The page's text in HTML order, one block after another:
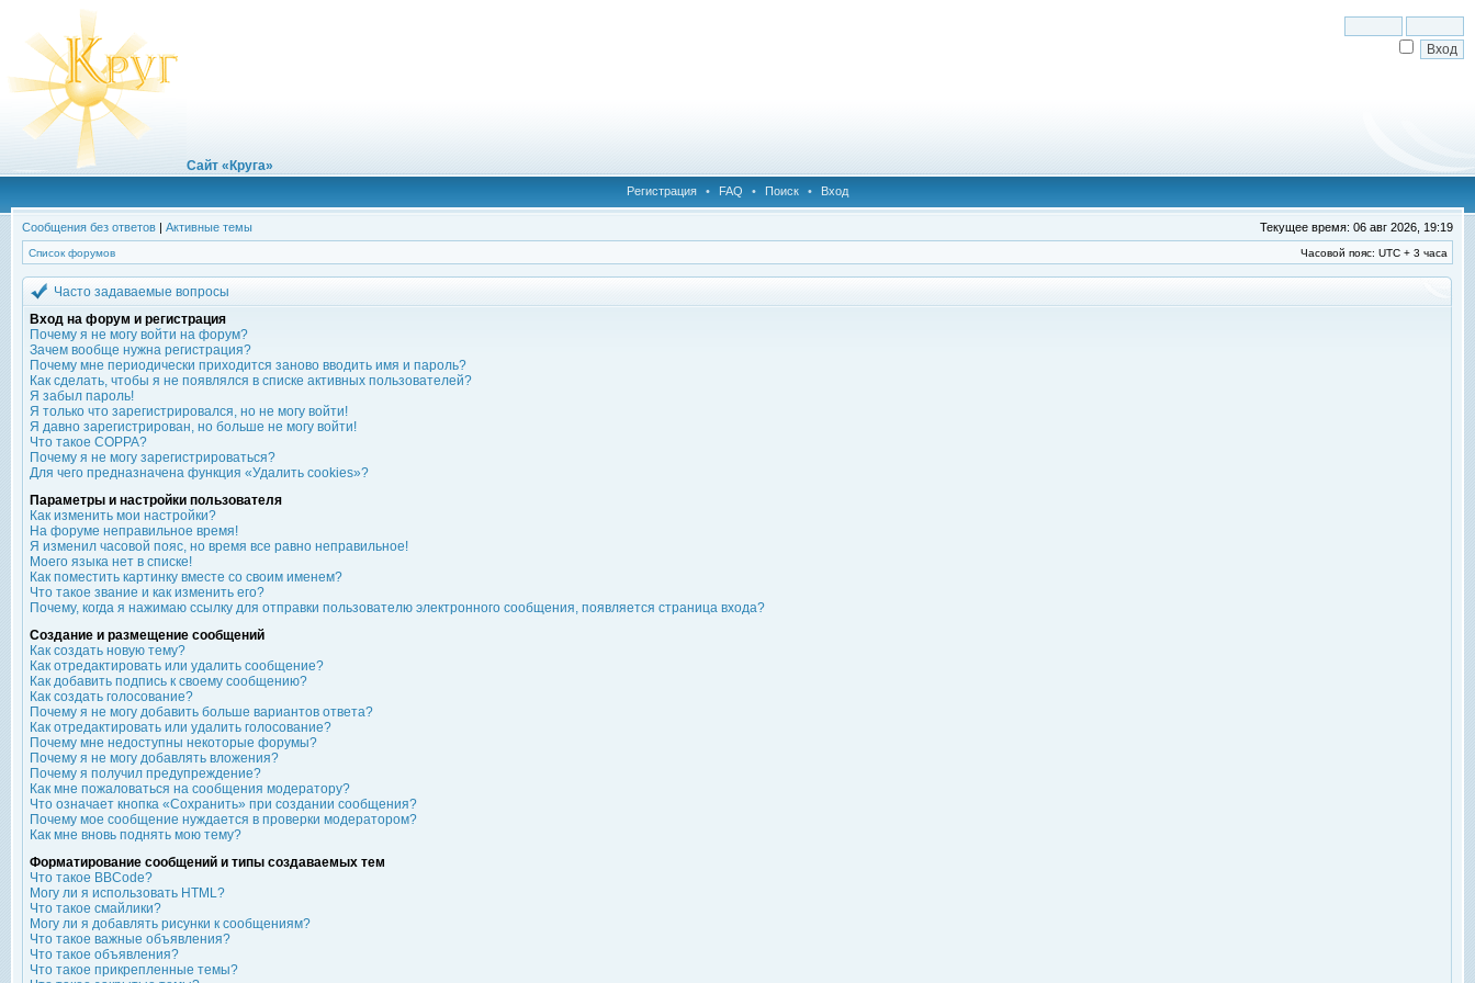
Сайт «Круга»
Регистрация • FAQ • Поиск • Вход
Сообщения без ответов | Активные темы Текущее время: 06 авг 2026, 19:19
Список форумов Часовой пояс: UTC + 3 часа
Часто задаваемые вопросы
Вход на форум и регистрация
Почему я не могу войти на форум?
Зачем вообще нужна регистрация?
Почему мне периодически приходится заново вводить имя и пароль?
Как сделать, чтобы я не появлялся в списке активных пользователей?
Я забыл пароль!
Я только что зарегистрировался, но не могу войти!
Я давно зарегистрирован, но больше не могу войти!
Что такое COPPA?
Почему я не могу зарегистрироваться?
Для чего предназначена функция «Удалить cookies»?
Параметры и настройки пользователя
Как изменить мои настройки?
На форуме неправильное время!
Я изменил часовой пояс, но время все равно неправильное!
Моего языка нет в списке!
Как поместить картинку вместе со своим именем?
Что такое звание и как изменить его?
Почему, когда я нажимаю ссылку для отправки пользователю электронного сообщения, появляется страница входа?
Создание и размещение сообщений
Как создать новую тему?
Как отредактировать или удалить сообщение?
Как добавить подпись к своему сообщению?
Как создать голосование?
Почему я не могу добавить больше вариантов ответа?
Как отредактировать или удалить голосование?
Почему мне недоступны некоторые форумы?
Почему я не могу добавлять вложения?
Почему я получил предупреждение?
Как мне пожаловаться на сообщения модератору?
Что означает кнопка «Сохранить» при создании сообщения?
Почему мое сообщение нуждается в проверки модератором?
Как мне вновь поднять мою тему?
Форматирование сообщений и типы создаваемых тем
Что такое BBCode?
Могу ли я использовать HTML?
Что такое смайлики?
Могу ли я добавлять рисунки к сообщениям?
Что такое важные объявления?
Что такое объявления?
Что такое прикрепленные темы?